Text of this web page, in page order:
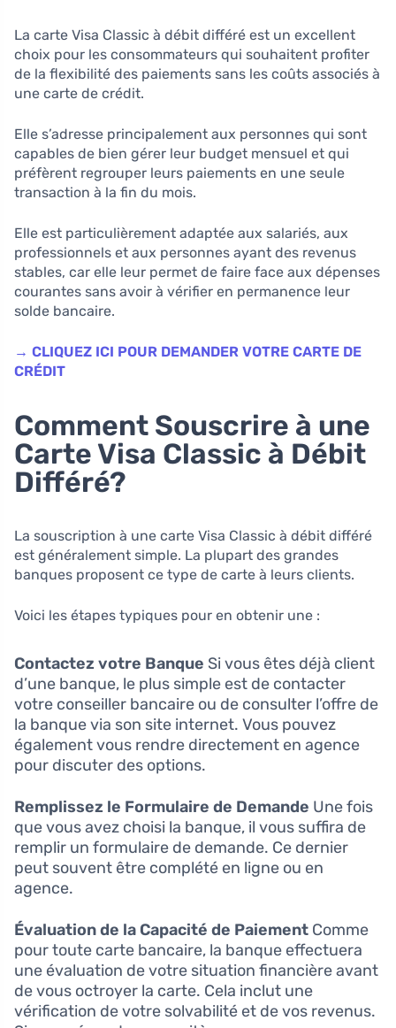
La carte Visa Classic à débit différé est un excellent
choix pour les consommateurs qui souhaitent profiter
de la flexibilité des paiements sans les coûts associés à
une carte de crédit.
Elle s’adresse principalement aux personnes qui sont
capables de bien gérer leur budget mensuel et qui
préfèrent regrouper leurs paiements en une seule
transaction à la fin du mois.
Elle est particulièrement adaptée aux salariés, aux
professionnels et aux personnes ayant des revenus
stables, car elle leur permet de faire face aux dépenses
courantes sans avoir à vérifier en permanence leur
solde bancaire.
→ CLIQUEZ ICI POUR DEMANDER VOTRE CARTE DE
CRÉDIT
Comment Souscrire à une
Carte Visa Classic à Débit
Différé?
La souscription à une carte Visa Classic à débit différé
est généralement simple. La plupart des grandes
banques proposent ce type de carte à leurs clients.
Voici les étapes typiques pour en obtenir une :
Contactez votre Banque Si vous êtes déjà client
d’une banque, le plus simple est de contacter
votre conseiller bancaire ou de consulter l’offre de
la banque via son site internet. Vous pouvez
également vous rendre directement en agence
pour discuter des options.
Remplissez le Formulaire de Demande Une fois
que vous avez choisi la banque, il vous suffira de
remplir un formulaire de demande. Ce dernier
peut souvent être complété en ligne ou en
agence.
Évaluation de la Capacité de Paiement Comme
pour toute carte bancaire, la banque effectuera
une évaluation de votre situation financière avant
de vous octroyer la carte. Cela inclut une
vérification de votre solvabilité et de vos revenus.